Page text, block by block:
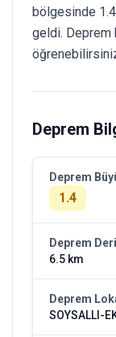
bölgesinde
geldi. Deprem
Deprem
Deprem
1.4
Deprem
6.5 km
Deprem
SOYSALLI-